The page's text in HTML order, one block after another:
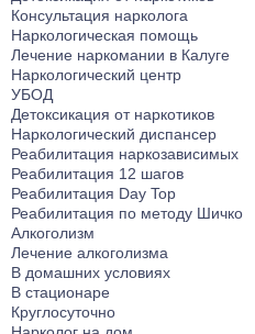
Лечение от ЛСД
Лечение от Мефедрона
Лечение от Лирики
Лечение от Фенозепама
Лечение от Бутирата
Лечение от Кокаина
Лечение от Героина
Консультация нарколога
Лечение от Дезоморфина
Лечение от Кетамина
Лечение от Опиума
Кодирование
Электроимпульсная
Кодирование Током
Кодирование Селинкро
Кодирование Колме
Кодирование SITMST
Витамерц Депо
Алкоблокада
Кодирование Актоплекс
Кодирование от курения
Кодирование на 6
Лечение биполярного
Лечение панических атак
Лечение
Лечение гиперактивности
Лечение деменции
Лечение дистимии
Лечение энуреза
Лечение мигрени
Лечение неврастении
Лечение гипомании
Лечение психопатии
Консультация нарколога
Наркологическая помощь
Лечение наркомании в Калуге
Наркологический центр
УБОД
Детоксикация от наркотиков
Наркологический диспансер
Реабилитация наркозависимых
Реабилитация 12 шагов
Реабилитация Day Top
Реабилитация по методу Шичко
Алкоголизм
Лечение алкоголизма
В домашних условиях
В стационаре
Круглосуточно